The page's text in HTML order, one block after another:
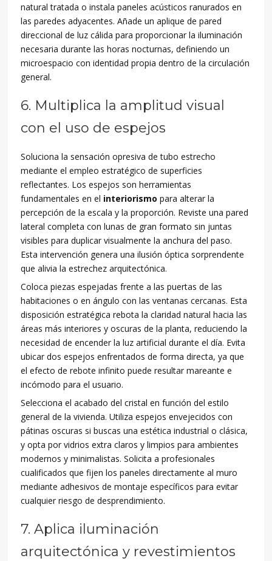
natural tratada o instala paneles acústicos ranurados en
las paredes adyacentes. Añade un aplique de pared
direccional de luz cálida para proporcionar la iluminación
necesaria durante las horas nocturnas, definiendo un
microespacio con identidad propia dentro de la circulación
general.
6. Multiplica la amplitud visual
con el uso de espejos
Soluciona la sensación opresiva de tubo estrecho
mediante el empleo estratégico de superficies
reflectantes. Los espejos son herramientas
fundamentales en el interiorismo para alterar la
percepción de la escala y la proporción. Reviste una pared
lateral completa con lunas de gran formato sin juntas
visibles para duplicar visualmente la anchura del paso.
Esta intervención genera una ilusión óptica sorprendente
que alivia la estrechez arquitectónica.
Coloca piezas espejadas frente a las puertas de las
habitaciones o en ángulo con las ventanas cercanas. Esta
disposición estratégica rebota la claridad natural hacia las
áreas más interiores y oscuras de la planta, reduciendo la
necesidad de encender la luz artificial durante el día. Evita
ubicar dos espejos enfrentados de forma directa, ya que
el efecto de rebote infinito puede resultar mareante e
incómodo para el usuario.
Selecciona el acabado del cristal en función del estilo
general de la vivienda. Utiliza espejos envejecidos con
pátinas oscuras si buscas una estética industrial o clásica,
y opta por vidrios extra claros y limpios para ambientes
modernos y minimalistas. Solicita a profesionales
cualificados que fijen los paneles directamente al muro
mediante adhesivos de montaje específicos para evitar
cualquier riesgo de desprendimiento.
7. Aplica iluminación
arquitectónica y revestimientos